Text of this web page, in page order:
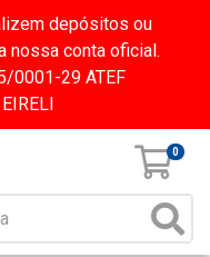
depósitos ou
nossa conta oficial.
0001-29 ATEF
0